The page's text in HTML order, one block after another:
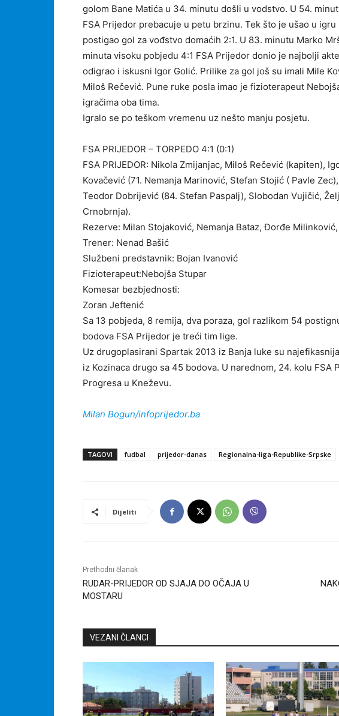
golom Bane Matića u 34. minutu došli u vodstvo. U 54.
FSA Prijedor prebacuje u petu brzinu. Tek što je ušao u
postigao gol za vođstvo domaćih 2:1. U 83. minutu Marko
minuta visoku pobjedu 4:1 FSA Prijedor donio je najbolji
odigrao i iskusni Igor Golić. Prilike za gol još su imali Mile
Miloš Rečević. Pune ruke posla imao je fizioterapeut
igračima oba tima.
Igralo se po teškom vremenu uz nešto manju posjetu.
FSA PRIJEDOR – TORPEDO 4:1 (0:1)
FSA PRIJEDOR: Nikola Zmijanjac, Miloš Rečević (kapiten),
Kovačević (71. Nemanja Marinović, Stefan Stojić ( Pavle
Teodor Dobrijević (84. Stefan Paspalj), Slobodan Vujičić,
Crnobrnja).
Rezerve: Milan Stojaković, Nemanja Bataz, Đorđe
Trener: Nenad Bašić
Službeni predstavnik: Bojan Ivanović
Fizioterapeut:Nebojša Stupar
Komesar bezbjednosti:
Zoran Jeftenić
Sa 13 pobjeda, 8 remija, dva poraza, gol razlikom 54
bodova FSA Prijedor je treći tim lige.
Uz drugoplasirani Spartak 2013 iz Banja luke su
iz Kozinaca drugo sa 45 bodova. U narednom, 24. kolu
Progresa u Kneževu.
Milan Bogun/infoprijedor.ba
TAGOVI fudbal prijedor-danas Regionalna-liga-Republike-Srpske
Dijeliti
Prethodni članak
RUDAR-PRIJEDOR OD SJAJA DO OČAJA U
MOSTARU
VEZANI ČLANCI